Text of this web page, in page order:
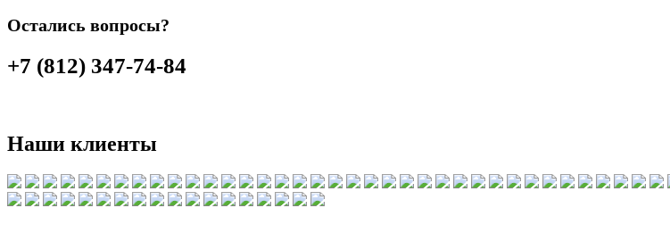
Остались вопросы?
+7 (812) 347-74-84
Наши клиенты